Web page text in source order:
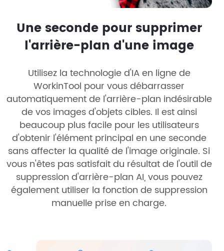
Une seconde pour supprimer
l'arrière-plan d'une image
Utilisez la technologie d'IA en ligne de
WorkinTool pour vous débarrasser
automatiquement de l'arrière-plan indésirable
de vos images d'objets cibles. Il est ainsi
beaucoup plus facile pour les utilisateurs
d'obtenir l'élément principal en une seconde
sans affecter la qualité de l'image originale. Si
vous n'êtes pas satisfait du résultat de l'outil de
suppression d'arrière-plan AI, vous pouvez
également utiliser la fonction de suppression
manuelle prise en charge.